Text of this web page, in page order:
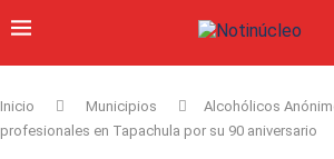
Inicio Municipios
Alcohólicos
profesionales en Tapachula por su 90 aniversario